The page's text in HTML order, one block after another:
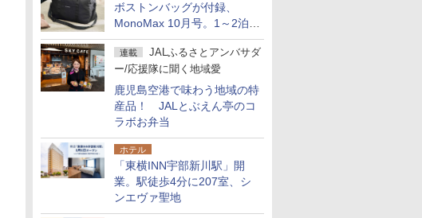
ボストンバッグが付録、
MonoMax 10月号。1～2泊の
荷物、キャリーオンも可能
連載
JALふるさとアンバサダ
ー/応援隊に聞く地域愛
鹿児島空港で味わう地域の特
産品！ JALとぶえん亭のコ
ラボお弁当
ホテル
「東横INN宇部新川駅」開
業。駅徒歩4分に207室、シ
ンエヴァ聖地